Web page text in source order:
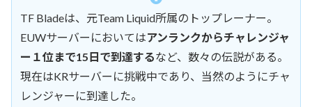
TF Bladeは、元Team Liquid所属のトップレーナー。
EUWサーバーにおいてはアンランクからチャレンジャ
ー１位まで15日で到達するなど、数々の伝説がある。
現在はKRサーバーに挑戦中であり、当然のようにチャ
レンジャーに到達した。